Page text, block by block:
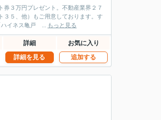
３万円プレゼント。不動産業界２７
３５、他）もご用意しております。す
案内出来ます。お気軽にお問合せください。 オリンピアホーム 江東区 大島３丁目 西大島駅１分 「ハイネス亀戸 ... もっと見る
詳細 お気に入り
詳細を見る 追加する